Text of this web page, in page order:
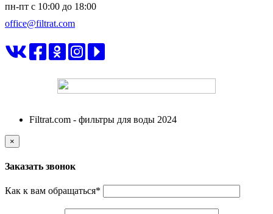
пн-пт c 10:00 до 18:00
office@filtrat.com
Filtrat.com - фильтры для воды 2024
×
Заказать звонок
Как к вам обращаться*